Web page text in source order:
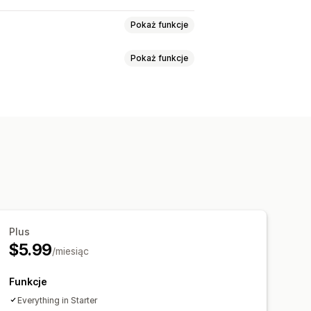
Pokaż funkcje
Pokaż funkcje
Wielojęzyczne
Plus
$5.99/miesiąc
Funkcje
Everything in Starter